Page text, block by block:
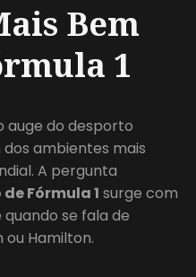
Bem
1
auge do desporto
ambientes mais
A pergunta
Fórmula 1 surge com
se fala de
Hamilton.